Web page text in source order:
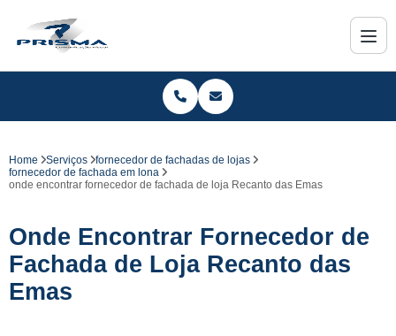
Home Serviços
fornecedor de fachadas de lojas
fornecedor de fachada em lona
onde encontrar fornecedor de fachada de loja Recanto das Emas
Onde Encontrar Fornecedor de
Fachada de Loja Recanto das
Emas